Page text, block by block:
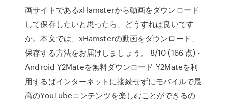
画サイトであるxHamsterから動画をダウンロード
して保存したいと思ったら、どうすれば良いです
か。本文では、xHamsterの動画をダウンロード、
保存する方法をお届けしましょう。 8/10 (166 点) -
Android Y2Mateを無料ダウンロード Y2Mateを利
用するばインターネットに接続せずにモバイルで最
高のYouTubeコンテンツを楽しむことができるの